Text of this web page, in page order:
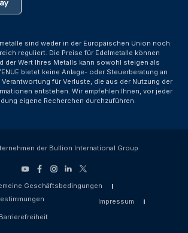
sind weder in der Europäischen Union noch
reguliert. Die Preise für Edelmetalle können
der Wert Ihres Metalls kann sowohl steigen als
bietet keine Anlage- oder Steuerberatung an
Verantwortung für Verluste, die aus der Nutzung der
entstehen. Wir empfehlen Ihnen, vor jeder
eigene Recherchen durchzuführen.
der Bullion International Group
Geschäftsbedingungen
Impressum
Barrierefreiheit